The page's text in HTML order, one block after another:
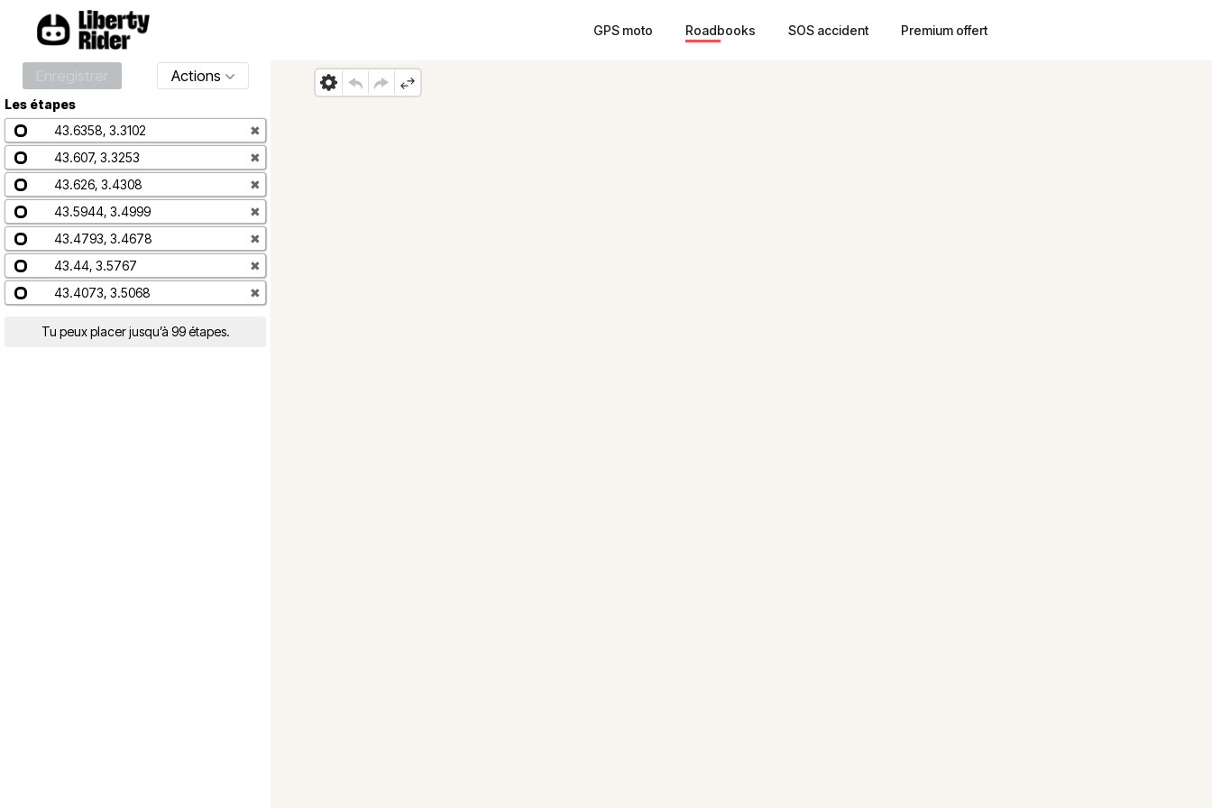
GPS moto Roadbooks SOS accident Premium offert
Actions
Les étapes
43.6358, 3.3102
✖
43.607, 3.3253
✖
43.626, 3.4308
✖
43.5944, 3.4999
✖
43.4793, 3.4678
✖
43.44, 3.5767
✖
43.4073, 3.5068
✖
Tu peux placer jusqu’à 99 étapes.